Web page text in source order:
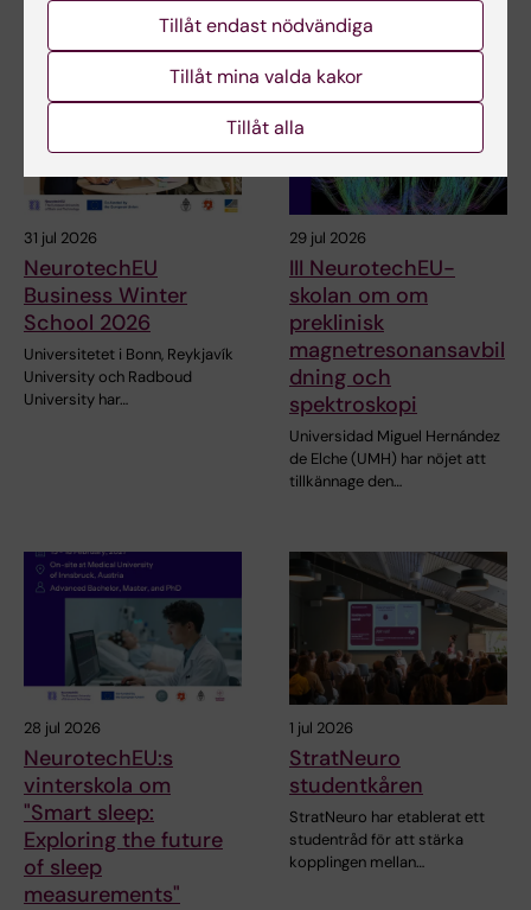
Relaterade artiklar
31 jul 2026
NeurotechEU
Business Winter
School 2026
Universitetet i Bonn, Reykjavík
University och Radboud
University har…
29 jul 2026
III NeurotechEU-
skolan om om
preklinisk
magnetresonansavbil
dning och
spektroskopi
Universidad Miguel Hernández
de Elche (UMH) har nöjet att
tillkännage den…
28 jul 2026
NeurotechEU:s
vinterskola om
"Smart sleep:
Exploring the future
of sleep
measurements"
1 jul 2026
StratNeuro
studentkåren
StratNeuro har etablerat ett
studentråd för att stärka
kopplingen mellan…
Tillåt endast nödvändiga
Tillåt mina valda kakor
Tillåt alla